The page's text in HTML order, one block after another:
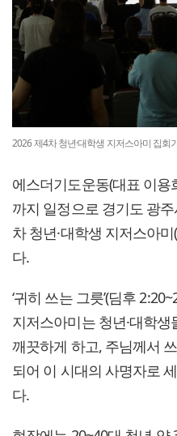
2026 제4차 청년·대학생 지저스아미 집
에스더기도운동(대표 이용
까지 일정으로 경기도 광
차 청년·대학생 지저스아
다.
‘귀히 쓰는 그릇’(딤후
지저스아미는 청년·대학
깨끗하게 하고, 주님께서
되어 이 시대의 사명자로
다.